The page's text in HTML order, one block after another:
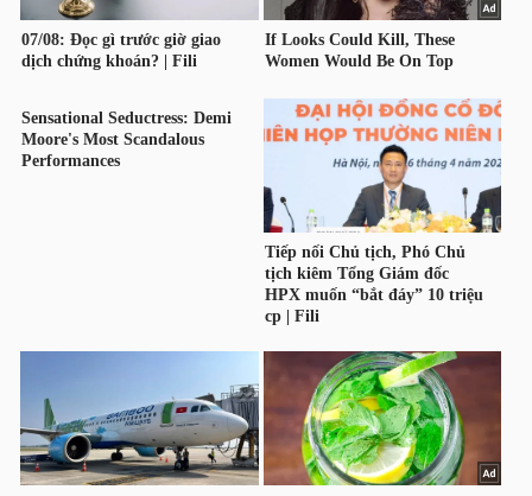
KINH
TẾ
ĐÔNG
DƯƠNG